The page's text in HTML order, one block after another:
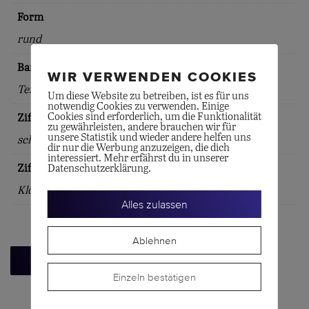
Form
rund
Bandart
Textilband
Zifferblattfarbe
schwarz
Zifferblattindex
Klötzchen
Zurück zur Übersicht
WIR VERWENDEN COOKIES
Um diese Website zu betreiben, ist es für uns
notwendig Cookies zu verwenden. Einige
Cookies sind erforderlich, um die Funktionalität
zu gewährleisten, andere brauchen wir für
unsere Statistik und wieder andere helfen uns
dir nur die Werbung anzuzeigen, die dich
interessiert. Mehr erfährst du in unserer
Datenschutzerklärung.
Alles zulassen
Ablehnen
Einzeln bestätigen